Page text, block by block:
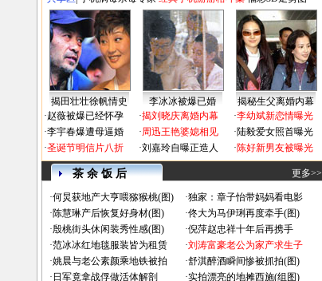
揭田壮壮徐帆情史 李冰冰被爆已婚
揭秘生父离婚内幕
·赵薇被爆已经怀孕
·李宇春爆遭母逼婚
·圣诞节明信片八折
·揭刘晓庆离婚内幕
·周迅王艳婆媳相见
·刘嘉玲自曝正造人
·李幼斌新恋情曝光
·陆毅爱女照首曝光
·陈好新男友被曝光
茶 余 饭 后 更多>>
·何炅获地产大亨喂猕猴桃(图) ·独家：章子怡带妈妈看电影
·陈慧琳产后恢复好身材(图) ·佟大为马伊琍再度牵手(图)
·殷桃街头休闲装秀性感(图) ·倪萍赵忠祥十年后再携手
·范冰冰红地毯服装皆为租赁 ·刘涛富豪老公为家产求生子
·姚晨与老公素颜乘地铁被拍 ·舒淇醉酒瞬间惨被抓拍(图)
· 日军竟拿战俘做活体解剖 ·实拍漂亮的地摊西施(组图)